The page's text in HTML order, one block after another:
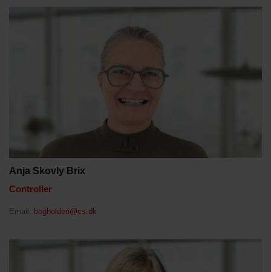
Anja Skovly Brix
Controller
Email: bogholderi@cs.dk